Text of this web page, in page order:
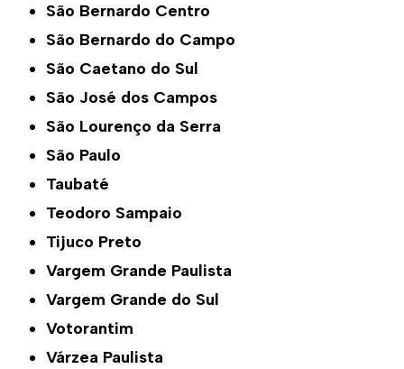
São Bernardo Centro
São Bernardo do Campo
São Caetano do Sul
São José dos Campos
São Lourenço da Serra
São Paulo
Taubaté
Teodoro Sampaio
Tijuco Preto
Vargem Grande Paulista
Vargem Grande do Sul
Votorantim
Várzea Paulista